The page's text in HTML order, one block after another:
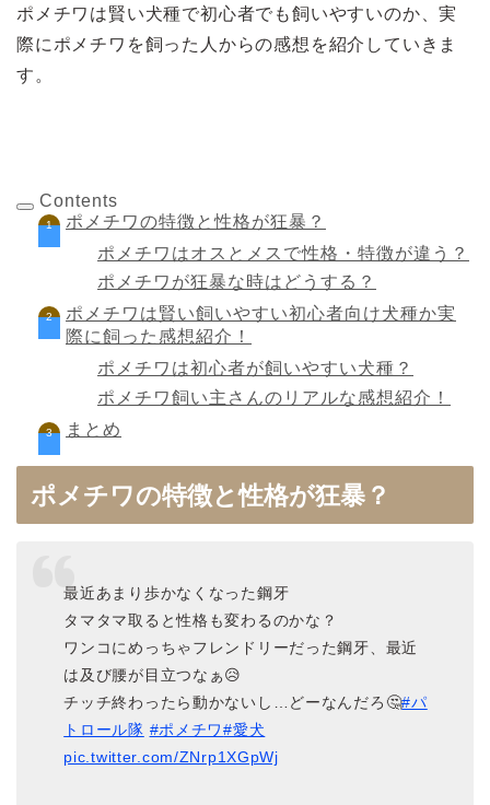
ポメチワは賢い犬種で初心者でも飼いやすいのか、実
際にポメチワを飼った人からの感想を紹介していきま
す。
Contents
ポメチワの特徴と性格が狂暴？
ポメチワはオスとメスで性格・特徴が違う？
ポメチワが狂暴な時はどうする？
ポメチワは賢い飼いやすい初心者向け犬種か実
際に飼った感想紹介！
ポメチワは初心者が飼いやすい犬種？
ポメチワ飼い主さんのリアルな感想紹介！
まとめ
ポメチワの特徴と性格が狂暴？
最近あまり歩かなくなった鋼牙
タマタマ取ると性格も変わるのかな？
ワンコにめっちゃフレンドリーだった鋼牙、最近
は及び腰が目立つなぁ😥
チッチ終わったら動かないし…どーなんだろ🤔#パ
トロール隊 #ポメチワ#愛犬
pic.twitter.com/ZNrp1XGpWj